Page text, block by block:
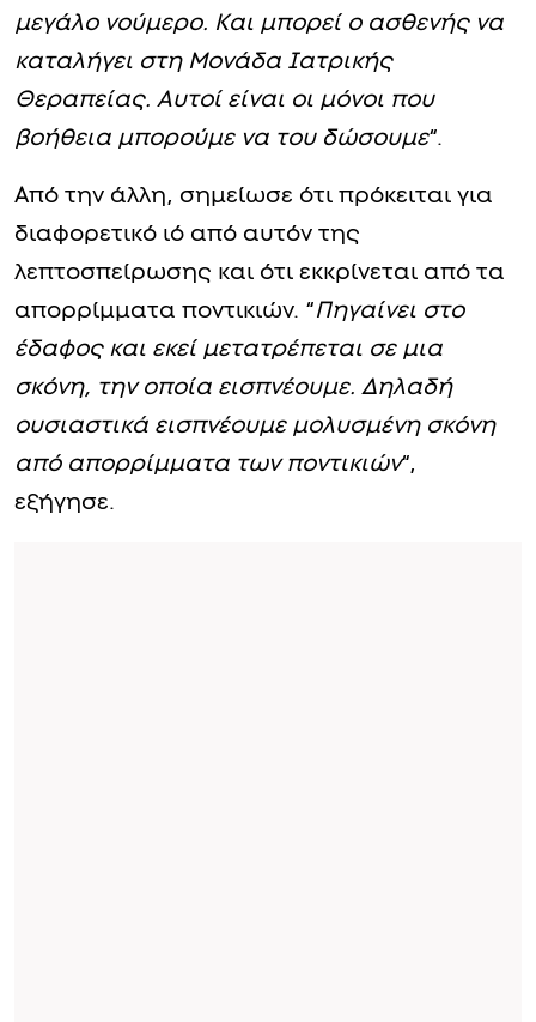
μεγάλο νούμερο. Και μπορεί ο ασθενής να
καταλήγει στη Μονάδα Ιατρικής
Θεραπείας. Αυτοί είναι οι μόνοι που
βοήθεια μπορούμε να του δώσουμε“.
Από την άλλη, σημείωσε ότι πρόκειται για
διαφορετικό ιό από αυτόν της
λεπτοσπείρωσης και ότι εκκρίνεται από τα
απορρίμματα ποντικιών. “Πηγαίνει στο
έδαφος και εκεί μετατρέπεται σε μια
σκόνη, την οποία εισπνέουμε. Δηλαδή
ουσιαστικά εισπνέουμε μολυσμένη σκόνη
από απορρίμματα των ποντικιών“,
εξήγησε.